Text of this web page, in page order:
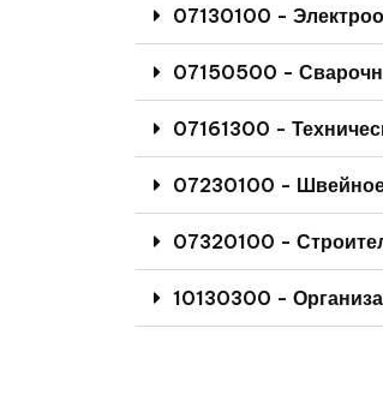
07130100 -
07150500 -
07161300 -
07230100 -
07320100 -
10130300 -